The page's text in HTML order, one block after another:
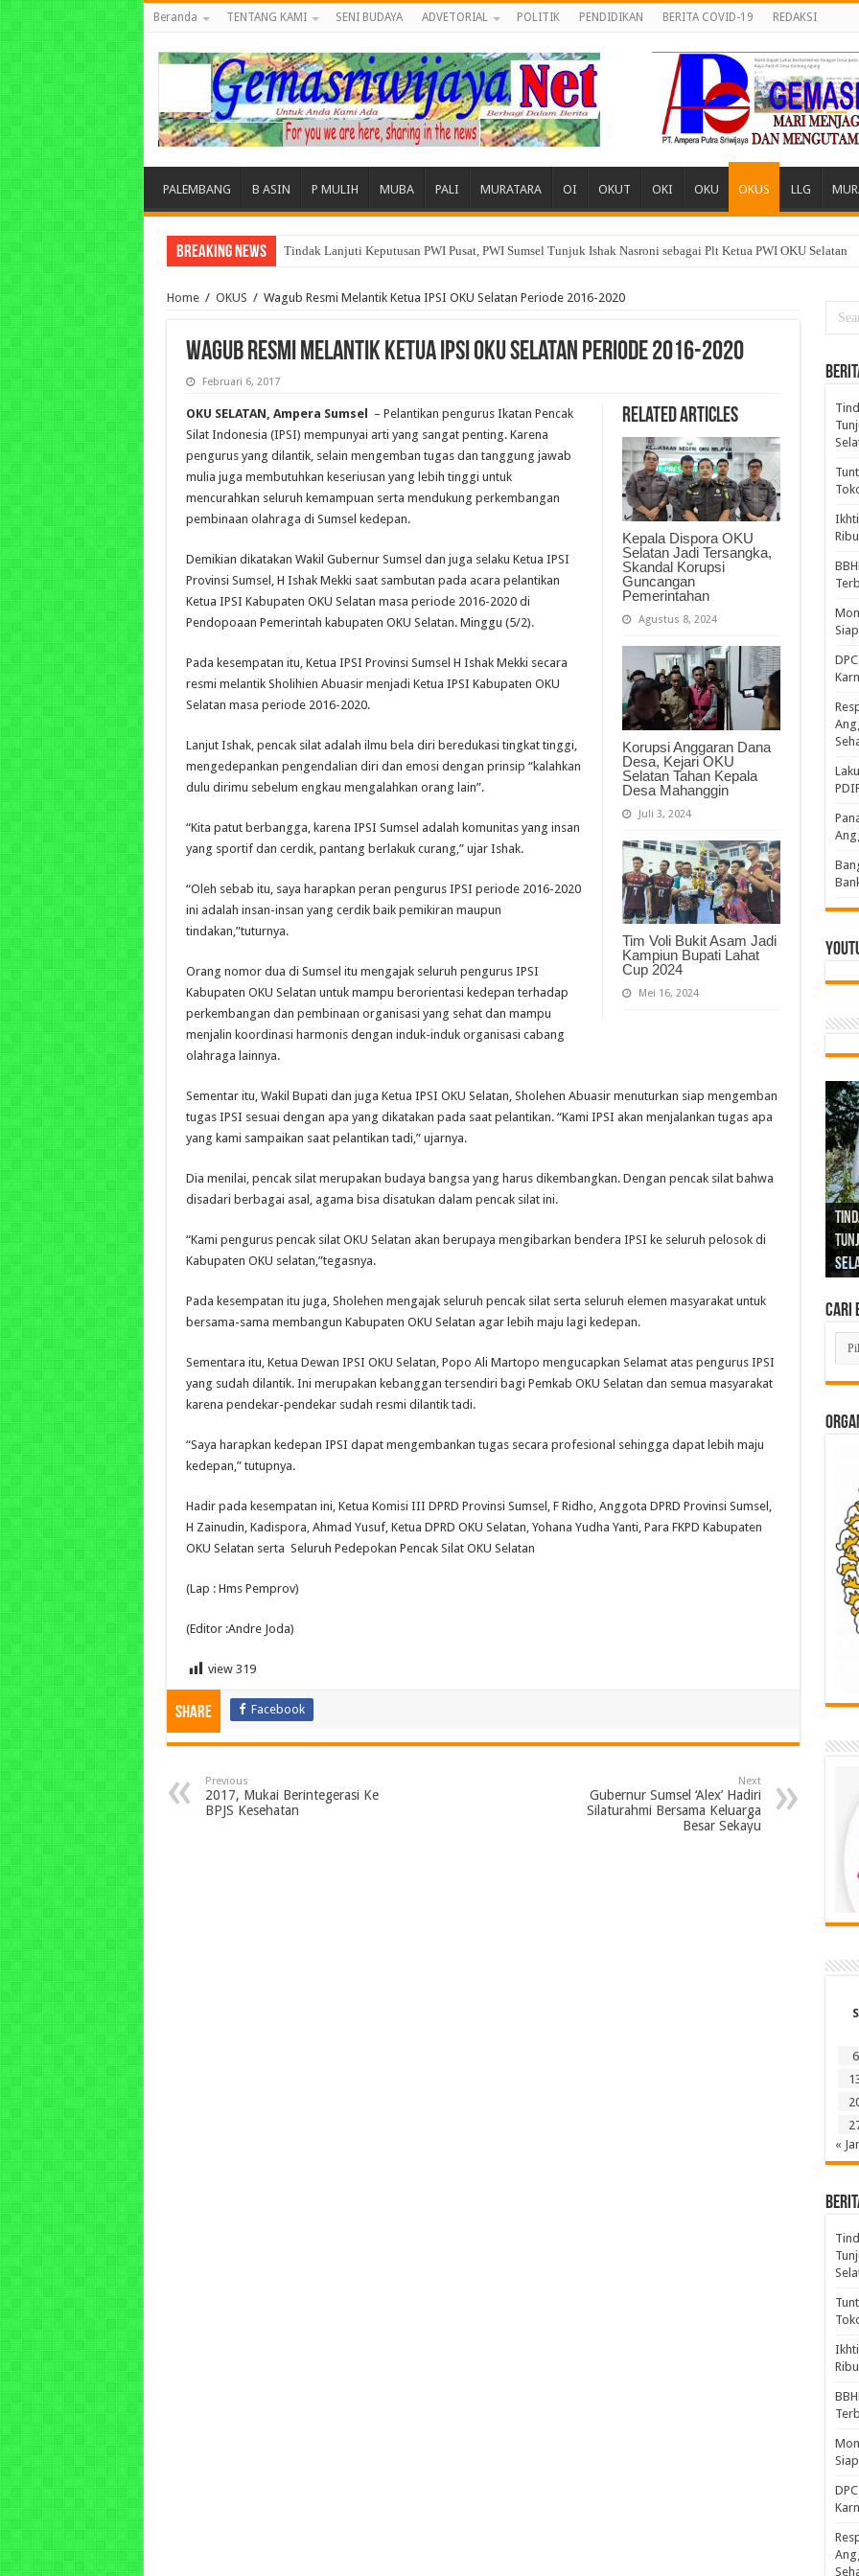
Beranda TENTANG KAMI SENI BUDAYA ADVETORIAL POLITIK PENDIDIKAN BERITA COVID-19 REDAKSI
PALEMBANG B ASIN P MULIH MUBA PALI MURATARA OI OKUT OKI OKU OKUS LLG
Breaking News Tindak Lanjuti Keputusan PWI Pusat, PWI Sumsel Tunjuk Ishak Nasroni sebagai Plt Ketua PWI OKU Selatan
Tuntut Akuntabilitas Dana Desa, Pemuda dan Tokoh Sukamerindu Desak APH Turun Tangan
Home / OKUS / Wagub Resmi Melantik Ketua IPSI OKU Selatan Periode 2016-2020
Wagub Resmi Melantik Ketua IPSI OKU Selatan Periode 2016-2020
Februari 6, 2017
Related Articles
Kepala Dispora OKU
Selatan Jadi Tersangka,
Skandal Korupsi
Guncangan
Pemerintahan
Agustus 8, 2024
Korupsi Anggaran Dana
Desa, Kejari OKU
Selatan Tahan Kepala
Desa Mahanggin
Juli 3, 2024
Tim Voli Bukit Asam Jadi
Kampiun Bupati Lahat
Cup 2024
Mei 16, 2024
OKU SELATAN, Ampera Sumsel
– Pelantikan pengurus Ikatan Pencak
Silat Indonesia (IPSI) mempunyai arti yang sangat penting. Karena
pengurus yang dilantik, selain mengemban tugas dan tanggung jawab
mulia juga membutuhkan keseriusan yang lebih tinggi untuk
mencurahkan seluruh kemampuan serta mendukung perkembangan
pembinaan olahraga di Sumsel kedepan.
Demikian dikatakan Wakil Gubernur Sumsel dan juga selaku Ketua IPSI
Provinsi Sumsel, H Ishak Mekki saat sambutan pada acara pelantikan
Ketua IPSI Kabupaten OKU Selatan masa periode 2016-2020 di
Pendopoaan Pemerintah kabupaten OKU Selatan. Minggu (5/2).
Pada kesempatan itu, Ketua IPSI Provinsi Sumsel H Ishak Mekki secara
resmi melantik Sholihien Abuasir menjadi Ketua IPSI Kabupaten OKU
Selatan masa periode 2016-2020.
Lanjut Ishak, pencak silat adalah ilmu bela diri beredukasi tingkat tinggi,
mengedepankan pengendalian diri dan emosi dengan prinsip “kalahkan
dulu dirimu sebelum engkau mengalahkan orang lain”.
“Kita patut berbangga, karena IPSI Sumsel adalah komunitas yang insan
yang sportif dan cerdik, pantang berlakuk curang,” ujar Ishak.
“Oleh sebab itu, saya harapkan peran pengurus IPSI periode 2016-2020
ini adalah insan-insan yang cerdik baik pemikiran maupun
tindakan,”tuturnya.
Orang nomor dua di Sumsel itu mengajak seluruh pengurus IPSI
Kabupaten OKU Selatan untuk mampu berorientasi kedepan terhadap
perkembangan dan pembinaan organisasi yang sehat dan mampu
menjalin koordinasi harmonis dengan induk-induk organisasi cabang
olahraga lainnya.
Sementar itu, Wakil Bupati dan juga Ketua IPSI OKU Selatan, Sholehen Abuasir menuturkan siap mengemban
tugas IPSI sesuai dengan apa yang dikatakan pada saat pelantikan. “Kami IPSI akan menjalankan tugas apa
yang kami sampaikan saat pelantikan tadi,” ujarnya.
Dia menilai, pencak silat merupakan budaya bangsa yang harus dikembangkan. Dengan pencak silat bahwa
disadari berbagai asal, agama bisa disatukan dalam pencak silat ini.
“Kami pengurus pencak silat OKU Selatan akan berupaya mengibarkan bendera IPSI ke seluruh pelosok di
Kabupaten OKU selatan,”tegasnya.
Pada kesempatan itu juga, Sholehen mengajak seluruh pencak silat serta seluruh elemen masyarakat untuk
bersama-sama membangun Kabupaten OKU Selatan agar lebih maju lagi kedepan.
Sementara itu, Ketua Dewan IPSI OKU Selatan, Popo Ali Martopo mengucapkan Selamat atas pengurus IPSI
yang sudah dilantik. Ini merupakan kebanggan tersendiri bagi Pemkab OKU Selatan dan semua masyarakat
karena pendekar-pendekar sudah resmi dilantik tadi.
“Saya harapkan kedepan IPSI dapat mengembankan tugas secara profesional sehingga dapat lebih maju
kedepan,” tutupnya.
Hadir pada kesempatan ini, Ketua Komisi III DPRD Provinsi Sumsel, F Ridho, Anggota DPRD Provinsi Sumsel,
H Zainudin, Kadispora, Ahmad Yusuf, Ketua DPRD OKU Selatan, Yohana Yudha Yanti, Para FKPD Kabupaten
OKU Selatan serta Seluruh Pedepokan Pencak Silat OKU Selatan
(Lap : Hms Pemprov)
(Editor :Andre Joda)
view 319
Share Facebook
Previous
2017, Mukai Berintegerasi Ke
BPJS Kesehatan
Next
Gubernur Sumsel ‘Alex’ Hadiri
Silaturahmi Bersama Keluarga
Besar Sekayu
Cari
Cari
di
S
6
«